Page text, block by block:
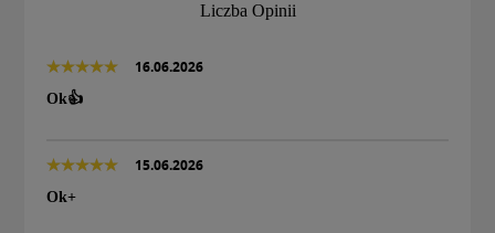
Liczba Opinii
16.06.2026
Ok👍
15.06.2026
Ok+